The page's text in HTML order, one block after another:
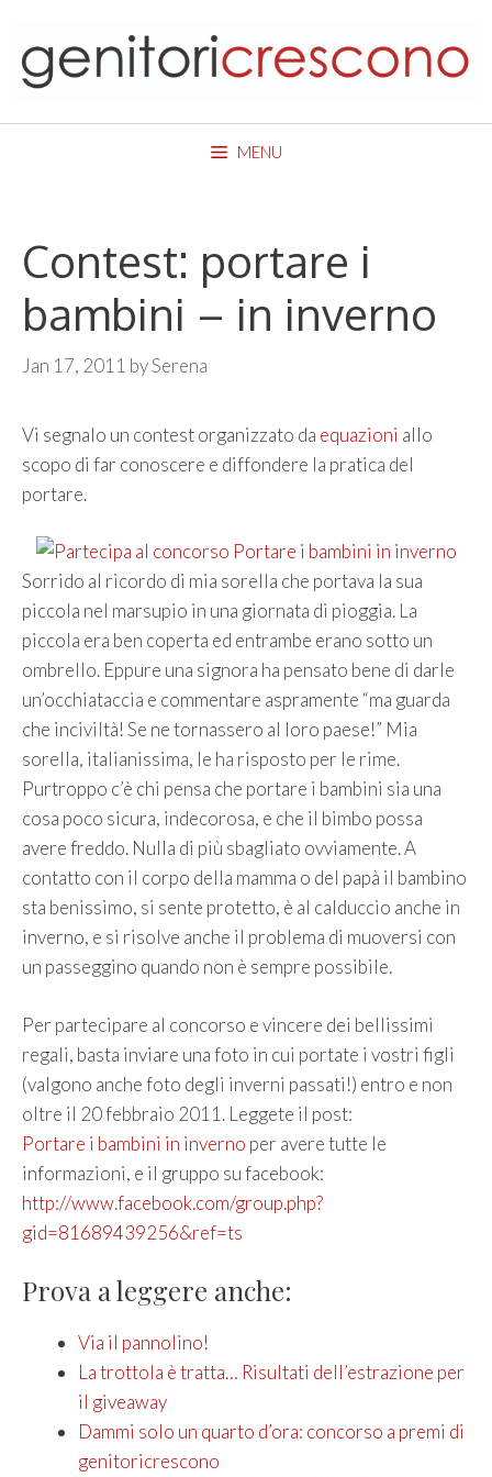
content
MENU
Contest: portare i
bambini – in inverno
Jan 17, 2011 bySerena
Vi segnalo un contest organizzato da equazioni allo
scopo di far conoscere e diffondere la pratica del
portare.
Sorrido al ricordo di mia sorella che portava la sua
piccola nel marsupio in una giornata di pioggia. La
piccola era ben coperta ed entrambe erano sotto un
ombrello. Eppure una signora ha pensato bene di darle
un’occhiataccia e commentare aspramente “ma guarda
che inciviltà! Se ne tornassero al loro paese!” Mia
sorella, italianissima, le ha risposto per le rime.
Purtroppo c’è chi pensa che portare i bambini sia una
cosa poco sicura, indecorosa, e che il bimbo possa
avere freddo. Nulla di più sbagliato ovviamente. A
contatto con il corpo della mamma o del papà il bambino
sta benissimo, si sente protetto, è al calduccio anche in
inverno, e si risolve anche il problema di muoversi con
un passeggino quando non è sempre possibile.
Per partecipare al concorso e vincere dei bellissimi
regali, basta inviare una foto in cui portate i vostri figli
(valgono anche foto degli inverni passati!) entro e non
oltre il 20 febbraio 2011. Leggete il post:
Portare i bambini in inverno per avere tutte le
informazioni, e il gruppo su facebook:
http://www.facebook.com/group.php?
gid=81689439256&ref=ts
Prova a leggere anche:
Via il pannolino!
La trottola è tratta… Risultati dell’estrazione per
il giveaway
Dammi solo un quarto d’ora: concorso a premi di
genitoricrescono